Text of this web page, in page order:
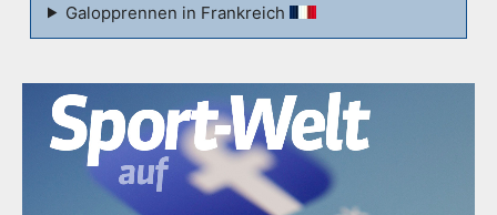
Galopprennen in Frankreich